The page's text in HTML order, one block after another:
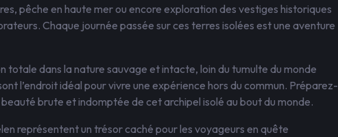
pêche en haute mer ou encore exploration des vestiges historiques
Chaque journée passée sur ces terres isolées est une aventure
totale dans la nature sauvage et intacte, loin du tumulte du monde
l’endroit idéal pour vivre une expérience hors du commun. Préparez-
brute et indomptée de cet archipel isolé au bout du monde.
représentent un trésor caché pour les voyageurs en quête